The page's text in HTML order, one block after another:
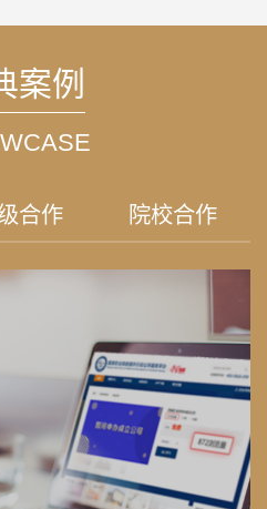
案例
合作 院校合作